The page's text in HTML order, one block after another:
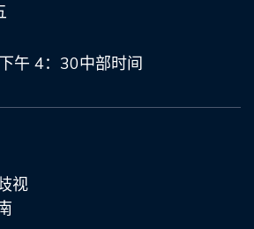
午 4：30中部时间
视